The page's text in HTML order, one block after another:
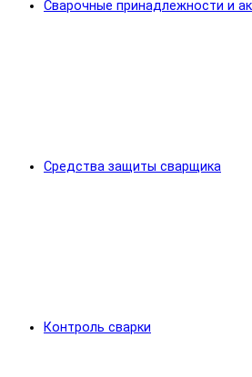
Сварочные принадлежности и
Средства защиты сварщика
Контроль сварки